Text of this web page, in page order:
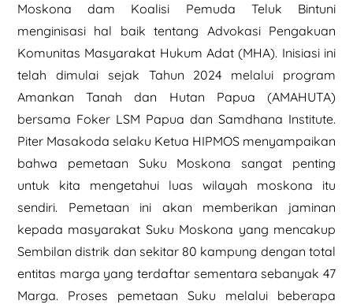
Moskona dam Koalisi Pemuda Teluk Bintuni
menginisasi hal baik tentang Advokasi Pengakuan
Komunitas Masyarakat Hukum Adat (MHA). Inisiasi ini
telah dimulai sejak Tahun 2024 melalui program
Amankan Tanah dan Hutan Papua (AMAHUTA)
bersama Foker LSM Papua dan Samdhana Institute.
Piter Masakoda selaku Ketua HIPMOS menyampaikan
bahwa pemetaan Suku Moskona sangat penting
untuk kita mengetahui luas wilayah moskona itu
sendiri. Pemetaan ini akan memberikan jaminan
kepada masyarakat Suku Moskona yang mencakup
Sembilan distrik dan sekitar 80 kampung dengan total
entitas marga yang terdaftar sementara sebanyak 47
Marga. Proses pemetaan Suku melalui beberapa